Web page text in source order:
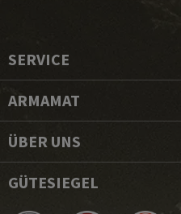
SERVICE
ARMAMAT
ÜBER UNS
GÜTESIEGEL